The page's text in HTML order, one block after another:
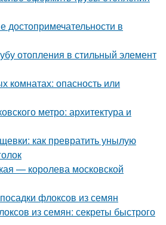
достопримечательности в
отопления в стильный элемент
комнатах: опасность или
метро: архитектура и
как превратить унылую
— королева московской
флоксов из семян
из семян: секреты быстрого